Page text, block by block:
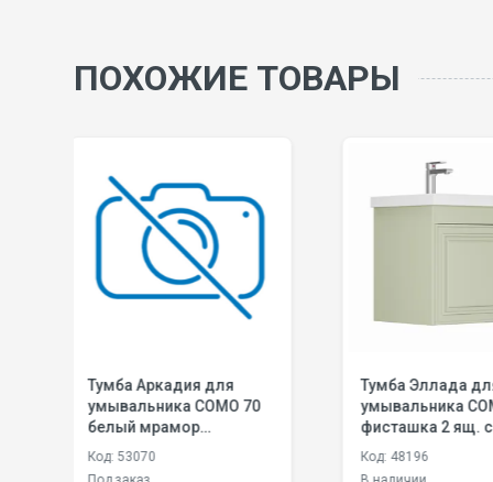
ПОХОЖИЕ ТОВАРЫ
Тумба Эллада для
умывальника СОМO 60
фисташка 2 ящ. с шар.
нап., push-to-open
Код: 48196
Тумба
дуб вотан 2
нап. 350 мм
Код: 48122